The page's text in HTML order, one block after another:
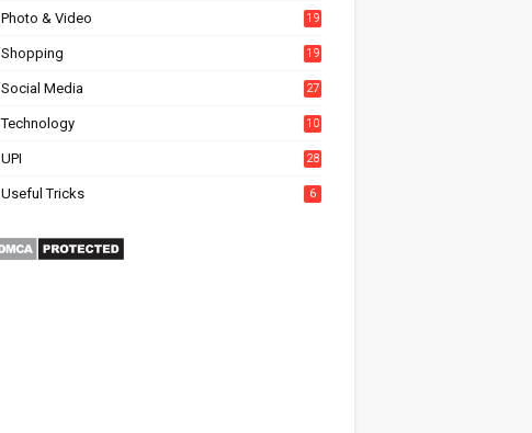
Photo & Video 19
Shopping 19
Social Media
27
Technology 10
UPI 28
Useful Tricks 6